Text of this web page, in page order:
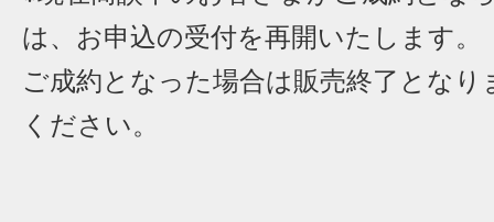
は、お申込の受付を再開いたします。
ご成約となった場合は販売終了となり
ください。